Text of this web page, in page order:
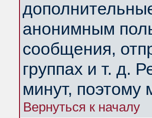
анонимным
сообщения,
группах и т. д.
минут, поэтому
Вернуться к началу